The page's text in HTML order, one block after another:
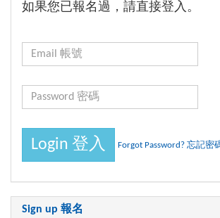
如果您已報名過，請直接登入。
Forgot Password? 忘記密
Sign up 報名